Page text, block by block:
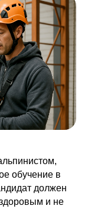
обучение в
должен
и не